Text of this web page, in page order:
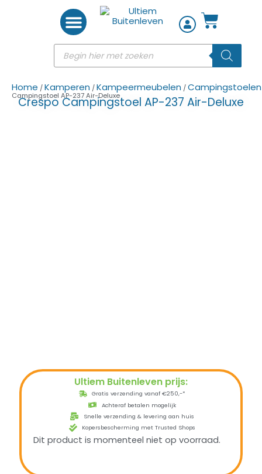
Home /Kamperen /Kampeermeubelen /Campingstoelen
Campingstoel AP-237 Air-Deluxe
Crespo Campingstoel AP-237 Air-Deluxe
Ultiem Buitenleven prijs:
Gratis verzending vanaf €250,-*
Achteraf betalen mogelijk
Snelle verzending & levering aan huis
Kopersbescherming met Trusted Shops
Dit product is momenteel niet op voorraad.